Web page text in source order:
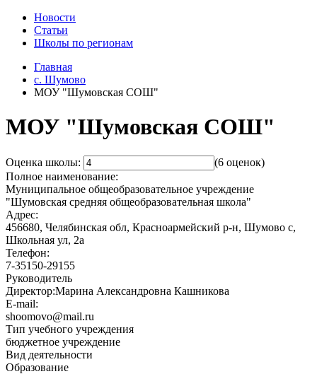
Новости
Статьи
Школы по регионам
Главная
c. Шумово
МОУ "Шумовская СОШ"
МОУ "Шумовская СОШ"
Оценка школы:
(6 оценок)
Полное наименование:
Муниципальное общеобразовательное учреждение
"Шумовская средняя общеобразовательная школа"
Адрес:
456680, Челябинская обл, Красноармейский р-н, Шумово с,
Школьная ул, 2а
Телефон:
7-35150-29155
Руководитель
Директор:Марина Александровна Кашникова
E-mail:
shoomovo@mail.ru
Тип учебного учреждения
бюджетное учреждение
Вид деятельности
Образование